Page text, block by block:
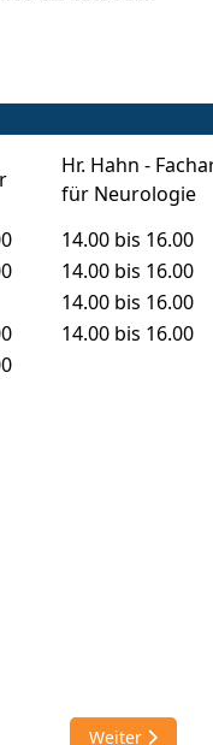
Hr. Hahn -
für Neurologie
14.00 bis 16.00
14.00 bis 16.00
14.00 bis 16.00
14.00 bis 16.00
Nächster
Weiter